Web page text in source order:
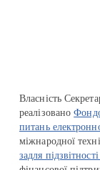
Власність
реалізовано
питань
міжнародної
задля